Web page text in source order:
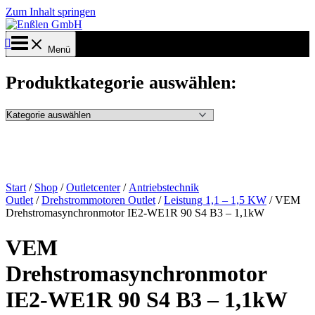
Zum Inhalt springen
Menü
Produktkategorie auswählen:
Start / Shop /Outletcenter/ Antriebstechnik
Outlet /Drehstrommotoren Outlet /Leistung 1,1 – 1,5 KW / VEM
Drehstromasynchronmotor IE2-WE1R 90 S4 B3 – 1,1kW
VEM
Drehstromasynchronmotor
IE2-WE1R 90 S4 B3 – 1,1kW